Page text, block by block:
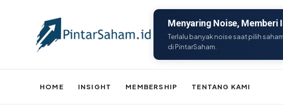
Menyaring Noise, Memberi
Terlalu banyak noise saat pilih
di PintarSaham.
HOME INSIGHT MEMBERSHIP TENTANG KAMI